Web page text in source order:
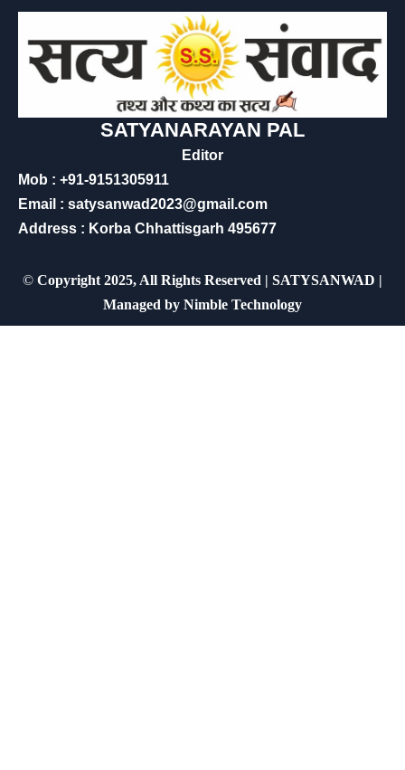
SATYANARAYAN PAL
Editor
Mob : +91-9151305911
Email : satysanwad2023@gmail.com
Address : Korba Chhattisgarh 495677
© Copyright 2025, All Rights Reserved | SATYSANWAD |
Managed by Nimble Technology